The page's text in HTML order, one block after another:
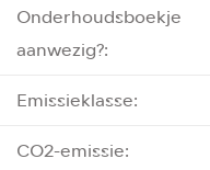
Onderhoudsboekje
aanwezig?:
Emissieklasse:
CO2-emissie: